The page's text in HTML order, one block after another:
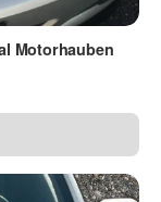
Motorhauben